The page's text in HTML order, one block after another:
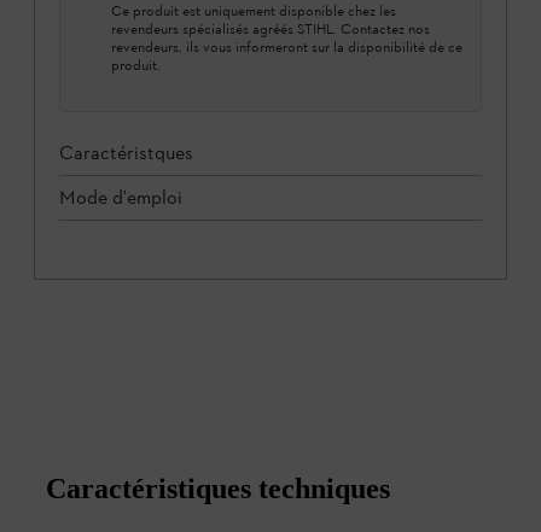
Ce produit est uniquement disponible chez les
revendeurs spécialisés agréés STIHL. Contactez nos
revendeurs, ils vous informeront sur la disponibilité de ce
produit.
Caractéristques
Mode d'emploi
Caractéristiques techniques